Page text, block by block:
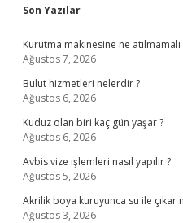
Sidebar
Son Yazılar
Kurutma makinesine ne atılmamalı
Ağustos 7, 2026
Bulut hizmetleri nelerdir ?
Ağustos 6, 2026
Kuduz olan biri kaç gün yaşar ?
Ağustos 6, 2026
Avbis vize işlemleri nasıl yapılır ?
Ağustos 5, 2026
Akrilik boya kuruyunca su ile çıkar
Ağustos 3, 2026